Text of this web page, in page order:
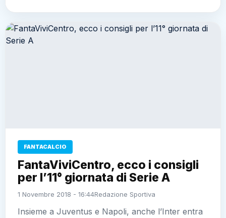
FANTACALCIO
FantaViviCentro, ecco i consigli
per l’11° giornata di Serie A
1 Novembre 2018 - 16:44Redazione Sportiva
Insieme a Juventus e Napoli, anche l’Inter entra